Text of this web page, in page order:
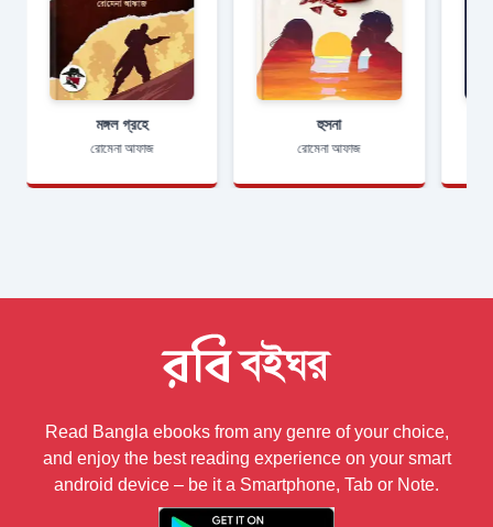
মঙ্গল গ্রহে
রোমেনা আফাজ
হুসনা
রোমেনা আফাজ
Read Bangla ebooks from any genre of your choice,
and enjoy the best reading experience on your smart
android device – be it a Smartphone, Tab or Note.